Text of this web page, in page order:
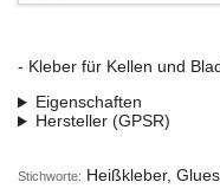
- Kleber für Kellen und
Eigenschaften
Hersteller (GPSR)
Stichworte: Heißkleber,